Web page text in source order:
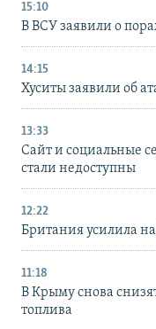
15:10
В ВСУ заявили о
14:15
Хуситы заявили об
13:33
Сайт и социальные
стали недоступны
12:22
Британия усилила
11:18
В Крыму снова
топлива